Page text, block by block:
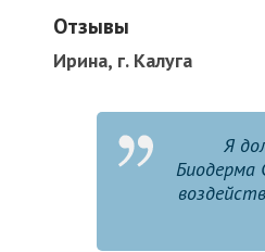
Отзывы
Ирина, г. Калуга
Я
Биодерма